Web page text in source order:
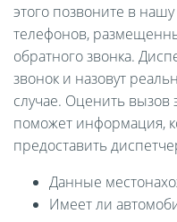
этого позвоните в
телефонов,
обратного звонка.
звонок и назовут
случае. Оценить вызов
поможет информация,
предоставить
Данные
Имеет ли